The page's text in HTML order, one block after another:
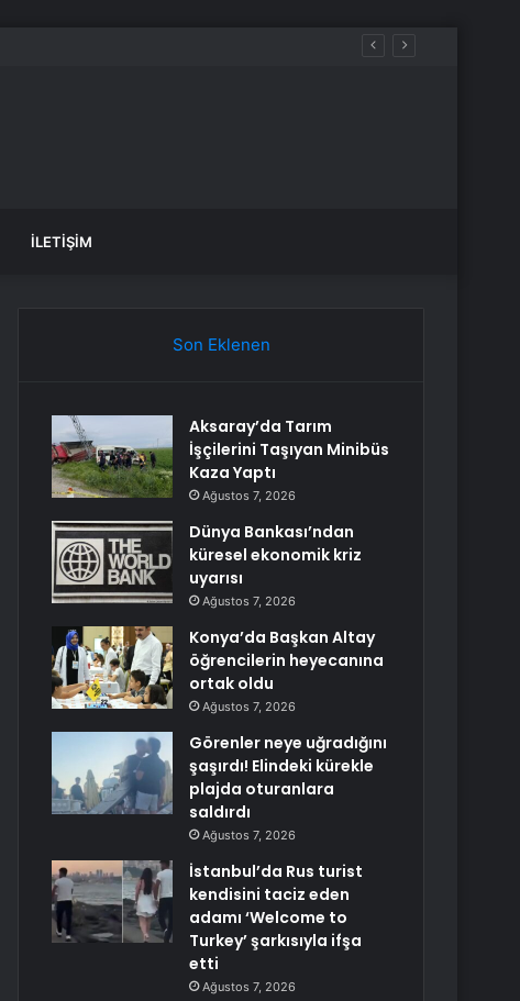
İLETIŞIM
Son Eklenen
Aksaray’da Tarım
İşçilerini Taşıyan Minibüs
Kaza Yaptı
Ağustos 7, 2026
Dünya Bankası’ndan
küresel ekonomik kriz
uyarısı
Ağustos 7, 2026
Konya’da Başkan Altay
öğrencilerin heyecanına
ortak oldu
Ağustos 7, 2026
Görenler neye uğradığını
şaşırdı! Elindeki kürekle
plajda oturanlara
saldırdı
Ağustos 7, 2026
İstanbul’da Rus turist
kendisini taciz eden
adamı ‘Welcome to
Turkey’ şarkısıyla ifşa
etti
Ağustos 7, 2026